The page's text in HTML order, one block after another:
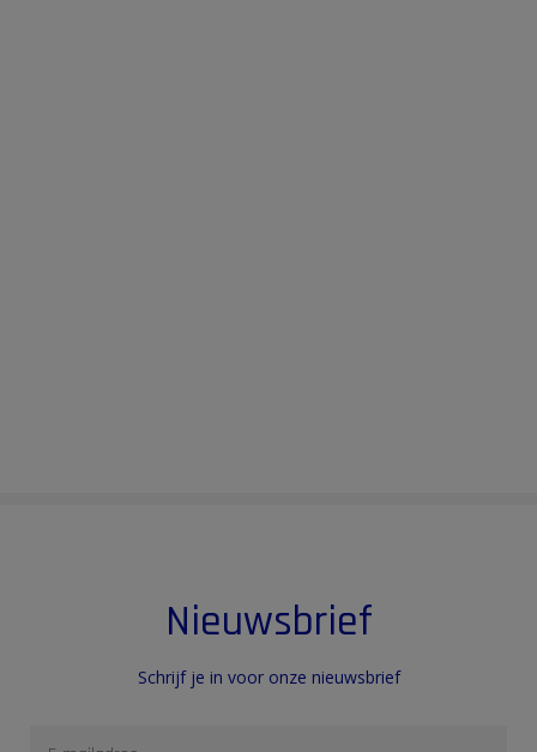
Nieuwsbrief
Schrijf je in voor onze nieuwsbrief